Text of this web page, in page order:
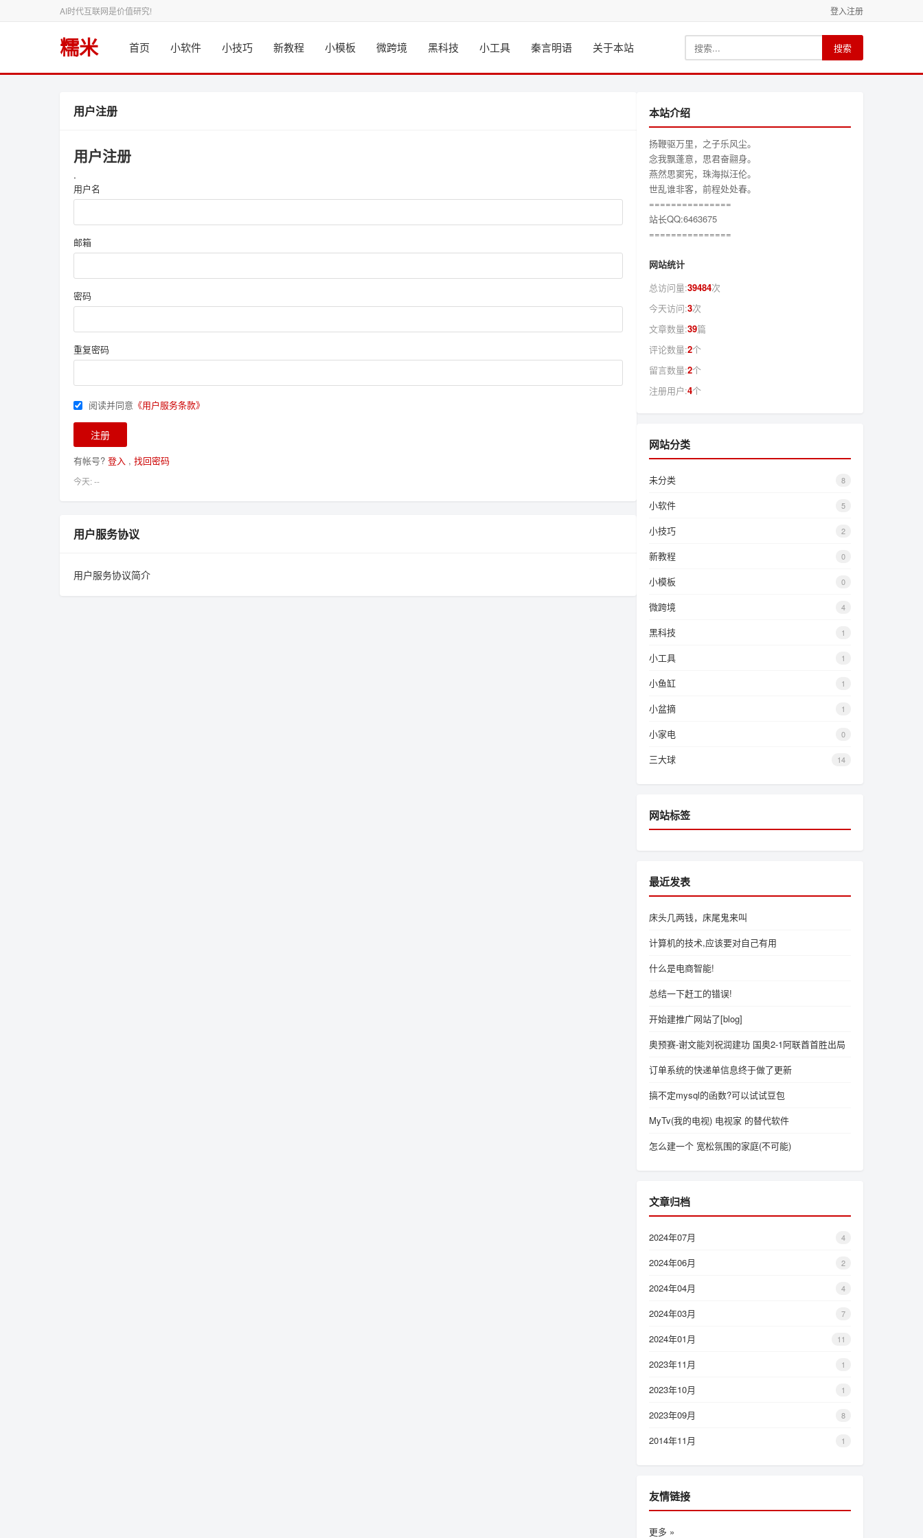
AI时代互联网是价值研究! 登入注册
糯米 首页 小软件 小技巧 新教程 小模板 微跨境 黑科技 小工具 秦言明语 关于本站 搜索
用户注册
用户注册
.
用户名
邮箱
密码
重复密码
阅读并同意 《用户服务条款》
有帐号? 登入 , 找回密码
今天: --
用户服务协议
用户服务协议简介
本站介绍
扬鞭驱万里，之子乐风尘。
念我飘蓬意，思君奋翮身。
燕然思窦宪，珠海拟汪伦。
世乱谁非客，前程处处春。
===============
站长QQ:6463675
===============
网站统计
总访问量:39484次
今天访问:3次
文章数量:39篇
评论数量:2个
留言数量:2个
注册用户:4个
网站分类
未分类 8
小软件 5
小技巧 2
新教程 0
小模板 0
微跨境 4
黑科技 1
小工具 1
小鱼缸 1
小盆摘 1
小家电 0
三大球 14
网站标签
最近发表
床头几两钱，床尾鬼来叫
计算机的技术,应该要对自己有用
什么是电商智能!
总结一下赶工的错误!
开始建推广网站了[blog]
奥预赛-谢文能刘祝润建功 国奥2-1阿联酋首胜出局
订单系统的快递单信息终于做了更新
搞不定mysql的函数?可以试试豆包
MyTv(我的电视) 电视家 的替代软件
怎么建一个 宽松氛围的家庭(不可能)
文章归档
2024年07月 4
2024年06月 2
2024年04月 4
2024年03月 7
2024年01月 11
2023年11月 1
2023年10月 1
2023年09月 8
2014年11月 1
友情链接
更多 »